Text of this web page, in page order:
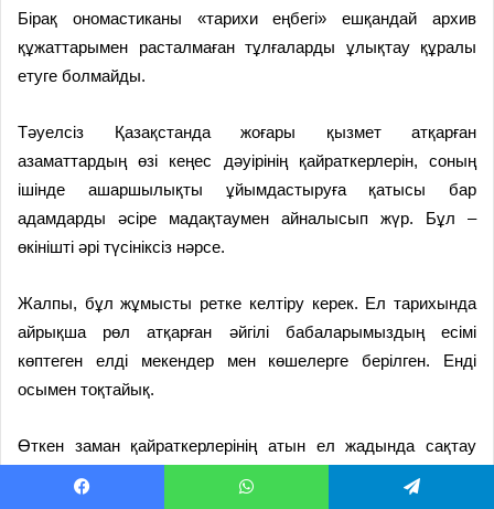
Бірақ ономастиканы «тарихи еңбегі» ешқандай архив
құжаттарымен расталмаған тұлғаларды ұлықтау құралы
етуге болмайды.
Тәуелсіз Қазақстанда жоғары қызмет атқарған
азаматтардың өзі кеңес дәуірінің қайраткерлерін, соның
ішінде ашаршылықты ұйымдастыруға қатысы бар
адамдарды әсіре мадақтаумен айналысып жүр. Бұл –
өкінішті әрі түсініксіз нәрсе.
Жалпы, бұл жұмысты ретке келтіру керек. Ел тарихында
айрықша рөл атқарған әйгілі бабаларымыздың есімі
көптеген елді мекендер мен көшелерге берілген. Енді
осымен тоқтайық.
Өткен заман қайраткерлерінің атын ел жадында сақтау
мәселесіне мейлінше салмақты көзқараспен қараған жөн.